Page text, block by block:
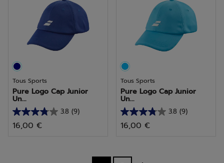
Tous Sports
Pure Logo Cap Junior
Un...
3.8 (9)
3.8
sur
16,00 €
Tous Sports
Pure Logo Cap Junior
Un...
3.8 (9)
3.8
sur
étoiles.
16,00 €